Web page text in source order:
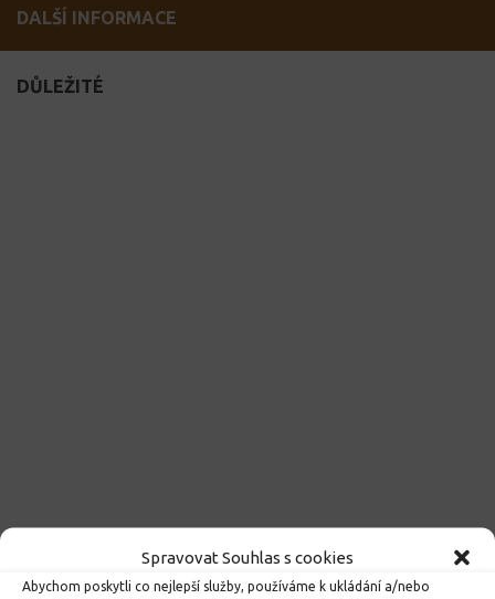
Spravovat Souhlas s cookies
Abychom poskytli co nejlepší služby, používáme k ukládání a/nebo
DALŠÍ INFORMACE
DŮLEŽITÉ
Kroužky 2026/2027